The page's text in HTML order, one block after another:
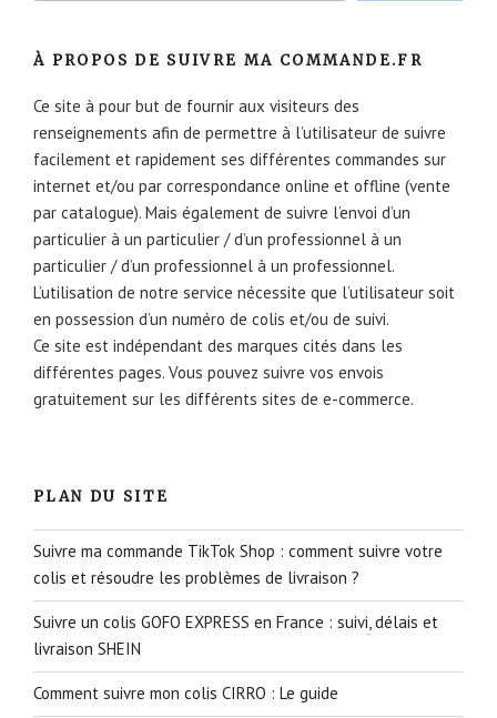
À PROPOS DE SUIVRE MA COMMANDE.FR
Ce site à pour but de fournir aux visiteurs des
renseignements afin de permettre à l’utilisateur de suivre
facilement et rapidement ses différentes commandes sur
internet et/ou par correspondance online et offline (vente
par catalogue). Mais également de suivre l’envoi d’un
particulier à un particulier / d’un professionnel à un
particulier / d’un professionnel à un professionnel.
L’utilisation de notre service nécessite que l’utilisateur soit
en possession d’un numéro de colis et/ou de suivi.
Ce site est indépendant des marques cités dans les
différentes pages. Vous pouvez suivre vos envois
gratuitement sur les différents sites de e-commerce.
PLAN DU SITE
Suivre ma commande TikTok Shop : comment suivre votre
colis et résoudre les problèmes de livraison ?
Suivre un colis GOFO EXPRESS en France : suivi, délais et
livraison SHEIN
Comment suivre mon colis CIRRO : Le guide